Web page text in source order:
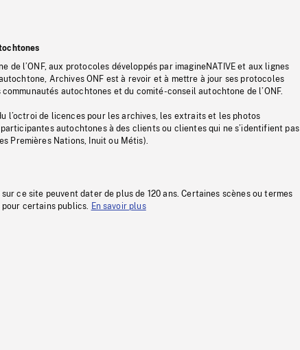
de l’ONF, aux protocoles développés par imagineNATIVE et aux lignes
Archives ONF est à revoir et à mettre à jour ses protocoles
communautés autochtones et du comité-conseil autochtone de l’ONF.
l’octroi de licences pour les archives, les extraits et les photos
autochtones à des clients ou clientes qui ne s’identifient pas
Premières Nations, Inuit ou Métis).
ce site peuvent dater de plus de 120 ans. Certaines scènes ou termes
certains publics. En savoir plus